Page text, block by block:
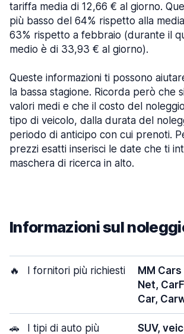
tariffa media di 12,66 € al giorno.
più basso del 64% rispetto alla
63% rispetto a febbraio (durante il
medio è di 33,93 € al giorno).
Queste informazioni ti possono
la bassa stagione. Ricorda però che
valori medi e che il costo del
tipo di veicolo, dalla durata del
periodo di anticipo con cui prenoti.
prezzi esatti inserisci le date che ti
maschera di ricerca in alto.
Informazioni sul
🔥 I fornitori più richiesti
MM
Net,
Car,
🚗 I tipi di auto più SUV,